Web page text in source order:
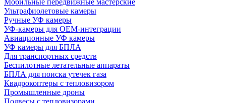
Мобильные передвижные мастерские
Ультрафиолетовые камеры
Ручные УФ камеры
УФ-камеры для OEM-интеграции
Авиационные УФ камеры
УФ камеры для БПЛА
Для транспортных средств
Беспилотные летательные аппараты
БПЛА для поиска утечек газа
Квадрокоптеры с тепловизором
Промышленные дроны
Подвесы с тепловизорами